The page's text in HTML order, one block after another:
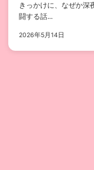
きっかけに、なぜか深
闘する話...
2026年5月14日